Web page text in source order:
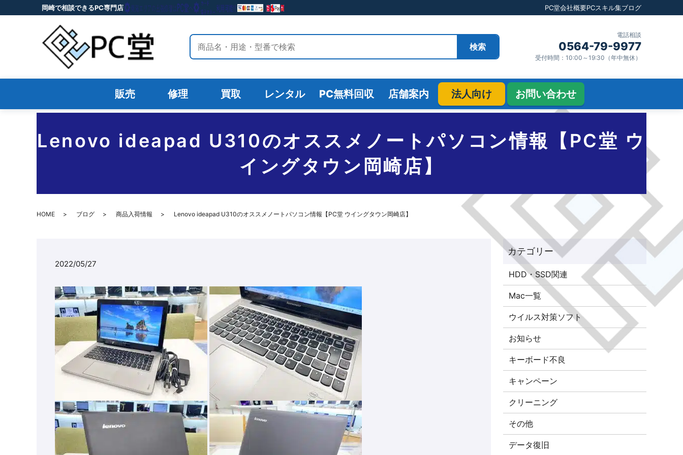
岡崎で相談できるPC専門店 PC堂会社概要PCスキル集ブログ
サイト内検索
検索
電話相談
0564-79-9977
受付時間：10:00～19:30（年中無休）
販売 修理 買取 レンタル PC無料回収 店舗案内 法人向け お問い合わせ
Lenovo ideapad U310のオススメノートパソコン情報【PC堂 ウ
イングタウン岡崎店】
HOME ブログ 商品入荷情報 Lenovo ideapad U310のオススメノートパソコン情報【PC堂 ウイングタウン岡崎店】
2022/05/27
HDD・SSD関連
Mac一覧
ウイルス対策ソフト
お知らせ
キーボード不良
キャンペーン
クリーニング
その他
データ復旧